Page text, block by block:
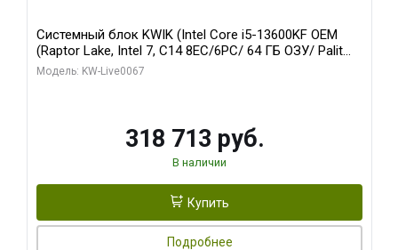
Системный блок KWIK (Intel Core i5-13600KF OEM
(Raptor Lake, Intel 7, C14 8EC/6PC/ 64 ГБ ОЗУ/ Palit
RTX5080 GAMINGPRO OC 16GB GDDR7 256bit 3xDP
Модель: KW-Live0067
318 713 руб.
В наличии
Купить
Подробнее